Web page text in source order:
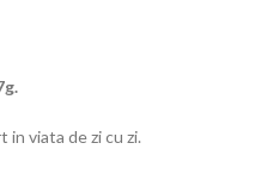
viata de zi cu zi.